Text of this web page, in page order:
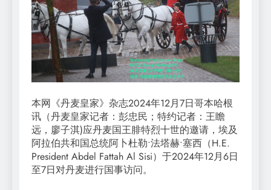
本网《丹麦皇家》杂志2024年12月7日哥本哈根
讯（丹麦皇家记者：彭忠民；特约记者：王瞻
远，廖子淇)应丹麦国王腓特烈十世的邀请，埃及
阿拉伯共和国总统阿卜杜勒•法塔赫•塞西（H.E.
President Abdel Fattah Al Sisi）于2024年12月6日
至7日对丹麦进行国事访问。